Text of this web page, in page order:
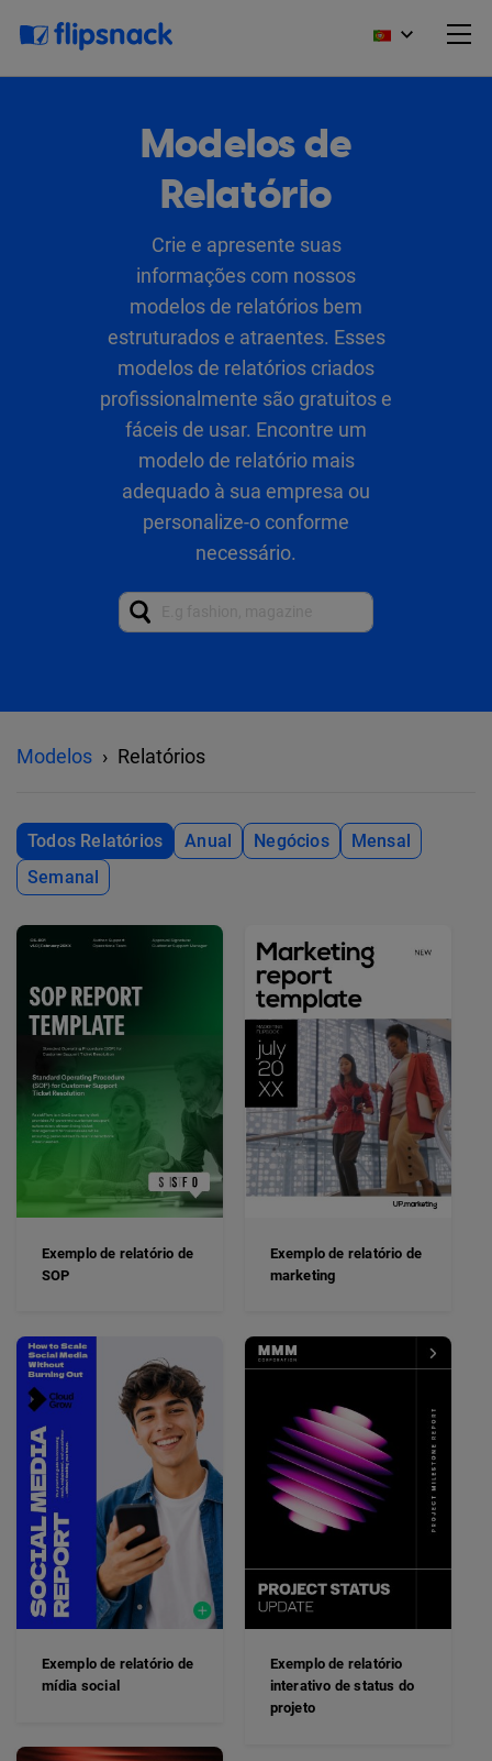
Modelos de
Relatório
Crie e apresente suas
informações com nossos
modelos de relatórios bem
estruturados e atraentes. Esses
modelos de relatórios criados
profissionalmente são gratuitos e
fáceis de usar. Encontre um
modelo de relatório mais
adequado à sua empresa ou
personalize-o conforme
necessário.
Modelos Relatórios
Todos Relatórios Anual Negócios
Mensal
Semanal
Exemplo de relatório de
SOP
Exemplo de relatório de
marketing
Exemplo de relatório de
mídia social
Exemplo de relatório
interativo de status do
projeto